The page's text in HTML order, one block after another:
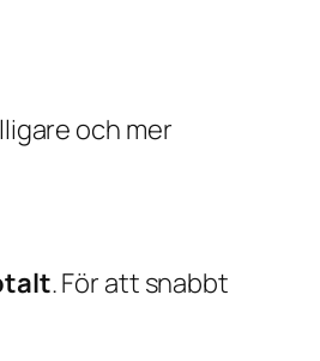
och mer
. För att snabbt